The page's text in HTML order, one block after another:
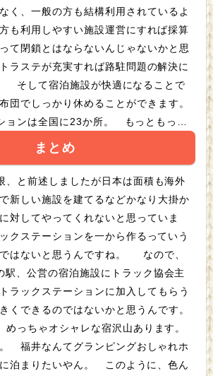
く、一般の方も結構利用されているよ
て閉鎖とはならないんじゃないかと思
団でしっかり休めることができます。
ップデートしていっていきたいです！
まとめ
新しい施設を建てるなどかなり大掛か
対してやってくれないと思っていま
いと思うんですね。 なので、
駅、公営の宿泊施設にトラック協会主
ラックステーションに加入してもらう
くできるのではないかと思うんです。
ホ
いやん。 このように、色ん